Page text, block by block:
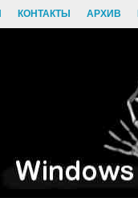
КОНТАКТЫ АРХИВ